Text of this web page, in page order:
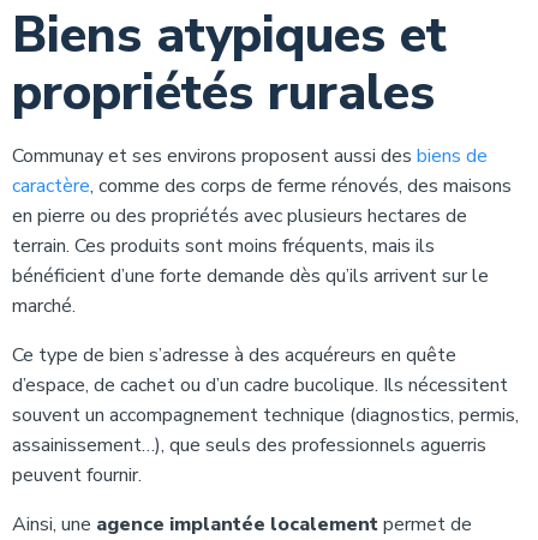
Biens atypiques et
propriétés rurales
Communay et ses environs proposent aussi des biens de
caractère, comme des corps de ferme rénovés, des maisons
en pierre ou des propriétés avec plusieurs hectares de
terrain. Ces produits sont moins fréquents, mais ils
bénéficient d’une forte demande dès qu’ils arrivent sur le
marché.
Ce type de bien s’adresse à des acquéreurs en quête
d’espace, de cachet ou d’un cadre bucolique. Ils nécessitent
souvent un accompagnement technique (diagnostics, permis,
assainissement…), que seuls des professionnels aguerris
peuvent fournir.
Ainsi, une agence implantée localementpermet de